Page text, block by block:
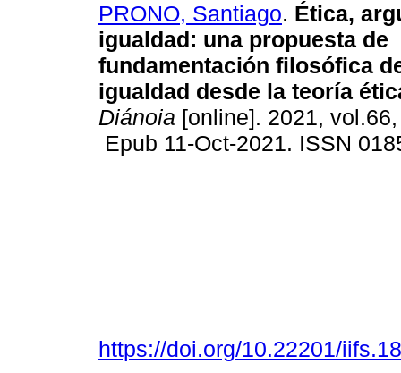
PRONO, Santiago. Ética,
igualdad: una propuesta de
fundamentación filosófica
igualdad desde la teoría
Diánoia [online]. 2021,
Epub 11-Oct-2021. ISSN
https://doi.org/10.22201/